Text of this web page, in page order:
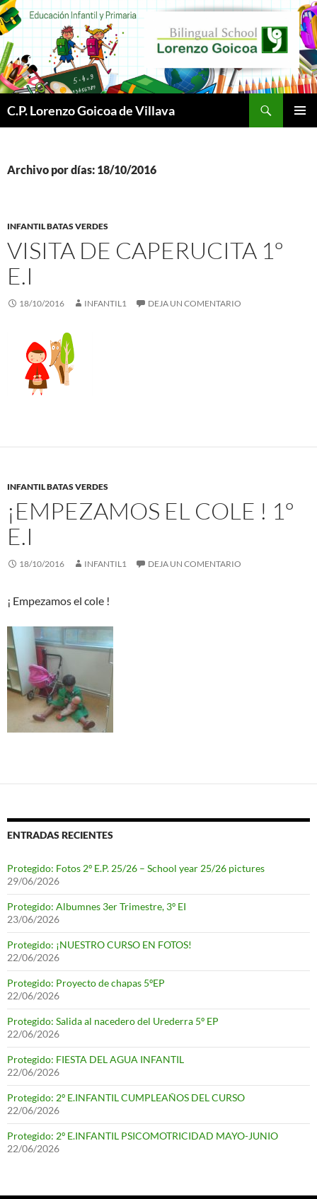
C.P. Lorenzo Goicoa de Villava
Archivo por días: 18/10/2016
INFANTIL BATAS VERDES
VISITA DE CAPERUCITA 1º
E.I
18/10/2016 INFANTIL1 DEJA UN COMENTARIO
INFANTIL BATAS VERDES
¡EMPEZAMOS EL COLE ! 1º
E.I
18/10/2016 INFANTIL1 DEJA UN COMENTARIO
¡ Empezamos el cole !
ENTRADAS RECIENTES
Protegido: Fotos 2º E.P. 25/26 – School year 25/26 pictures
29/06/2026
Protegido: Albumnes 3er Trimestre, 3º EI
23/06/2026
Protegido: ¡NUESTRO CURSO EN FOTOS!
22/06/2026
Protegido: Proyecto de chapas 5ºEP
22/06/2026
Protegido: Salida al nacedero del Urederra 5º EP
22/06/2026
Protegido: FIESTA DEL AGUA INFANTIL
22/06/2026
Protegido: 2º E.INFANTIL CUMPLEAÑOS DEL CURSO
22/06/2026
Protegido: 2º E.INFANTIL PSICOMOTRICIDAD MAYO-JUNIO
22/06/2026